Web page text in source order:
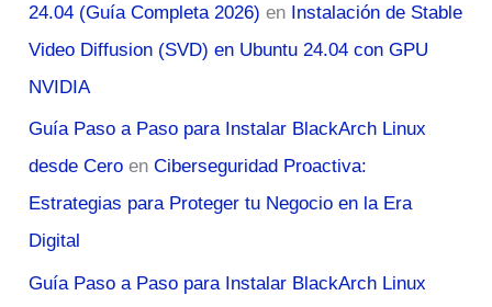
24.04 (Guía Completa 2026) en Instalación de Stable
Video Diffusion (SVD) en Ubuntu 24.04 con GPU
NVIDIA
Guía Paso a Paso para Instalar BlackArch Linux
desde Cero enCiberseguridad Proactiva:
Estrategias para Proteger tu Negocio en la Era
Digital
Guía Paso a Paso para Instalar BlackArch Linux